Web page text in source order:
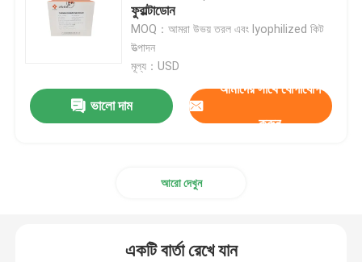
RT qPCR মেশিন
ফুরাল্টাডোন
MOQ：আমরা উভয় তরল এবং lyophilized কিট
উত্পাদন
মূল্য：USD
ভালো দাম
আমাদের সাথে যোগাযোগ
করুন
আরো দেখুন
একটি বার্তা রেখে যান